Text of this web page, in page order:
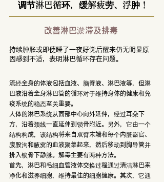
调节淋巴循环，缓解疲劳、浮肿！
改善淋巴淤滞及排毒
持续肿胀或即使睡了一夜好觉后醒来仍无明显原
因感到不适，表明淋巴循环存在问题。
流经全身的体液包括血液、脑脊液、淋巴液等，但淋
巴液沿着全身淋巴管的循环对于维持身体的健康和免
疫系统的稳态至关重要。
人体的淋巴系统从面部中心向外延伸，经过耳朵下
方，沿着颈线一直延伸到锁骨附近。另外，它由一个
结构构成，该结构将来自双臂末端和每个内脏器官、
腹股沟和腋窝的血液聚集起来，然后移动到胸导管并
排入锁骨下静脉。解毒主要有两种方法。
首先，淋巴和毛细血管液体交换过程通过清洁淋巴来
净化和滋养细胞，维持最佳的细胞健康。其次，它通